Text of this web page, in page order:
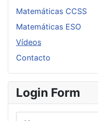
Matemáticas CCSS
Matemáticas ESO
Vídeos
Contacto
Login Form